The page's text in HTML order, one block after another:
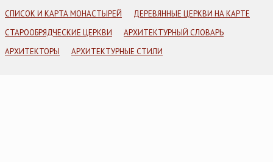
СПИСОК И КАРТА МОНАСТЫРЕЙ
ДЕРЕВЯННЫЕ ЦЕРКВИ НА КАРТЕ
СТАРООБРЯДЧЕСКИЕ ЦЕРКВИ
АРХИТЕКТУРНЫЙ СЛОВАРЬ
АРХИТЕКТОРЫ
АРХИТЕКТУРНЫЕ СТИЛИ